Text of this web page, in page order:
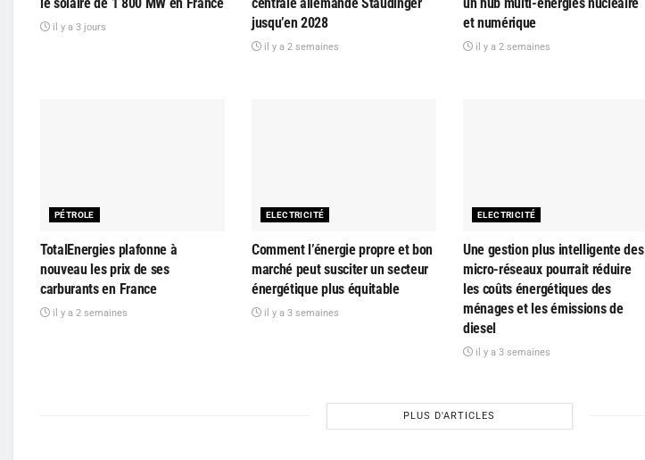
il y a 3 jours
jusqu’en 2028
il y a 2 semaines
et numérique
il y a 2 semaines
PÉTROLE
TotalEnergies plafonne à
nouveau les prix de ses
carburants en France
il y a 2 semaines
ELECTRICITÉ
Comment l’énergie propre et bon
marché peut susciter un secteur
énergétique plus équitable
il y a 3 semaines
ELECTRICITÉ
Une gestion plus intelligente des
micro-réseaux pourrait réduire
les coûts énergétiques des
ménages et les émissions de
diesel
il y a 3 semaines
PLUS D'ARTICLES